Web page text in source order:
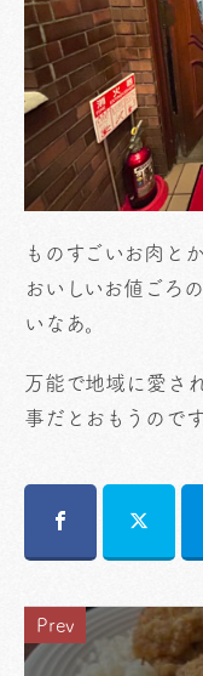
ものすごいお肉と
おいしいお値ごろ
いなあ。
万能で地域に愛さ
事だとおもうのです
Prev